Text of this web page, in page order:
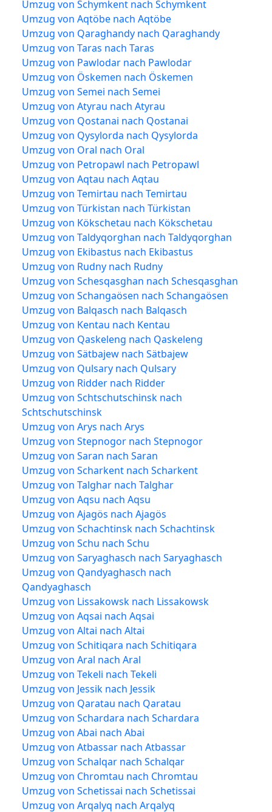
Umzug von Schymkent nach Schymkent
Umzug von Aqtöbe nach Aqtöbe
Umzug von Qaraghandy nach Qaraghandy
Umzug von Taras nach Taras
Umzug von Pawlodar nach Pawlodar
Umzug von Öskemen nach Öskemen
Umzug von Semei nach Semei
Umzug von Atyrau nach Atyrau
Umzug von Qostanai nach Qostanai
Umzug von Qysylorda nach Qysylorda
Umzug von Oral nach Oral
Umzug von Petropawl nach Petropawl
Umzug von Aqtau nach Aqtau
Umzug von Temirtau nach Temirtau
Umzug von Türkistan nach Türkistan
Umzug von Kökschetau nach Kökschetau
Umzug von Taldyqorghan nach Taldyqorghan
Umzug von Ekibastus nach Ekibastus
Umzug von Rudny nach Rudny
Umzug von Schesqasghan nach Schesqasghan
Umzug von Schangaösen nach Schangaösen
Umzug von Balqasch nach Balqasch
Umzug von Kentau nach Kentau
Umzug von Qaskeleng nach Qaskeleng
Umzug von Sätbajew nach Sätbajew
Umzug von Qulsary nach Qulsary
Umzug von Ridder nach Ridder
Umzug von Schtschutschinsk nach
Schtschutschinsk
Umzug von Arys nach Arys
Umzug von Stepnogor nach Stepnogor
Umzug von Saran nach Saran
Umzug von Scharkent nach Scharkent
Umzug von Talghar nach Talghar
Umzug von Aqsu nach Aqsu
Umzug von Ajagös nach Ajagös
Umzug von Schachtinsk nach Schachtinsk
Umzug von Schu nach Schu
Umzug von Saryaghasch nach Saryaghasch
Umzug von Qandyaghasch nach
Qandyaghasch
Umzug von Lissakowsk nach Lissakowsk
Umzug von Aqsai nach Aqsai
Umzug von Altai nach Altai
Umzug von Schitiqara nach Schitiqara
Umzug von Aral nach Aral
Umzug von Tekeli nach Tekeli
Umzug von Jessik nach Jessik
Umzug von Qaratau nach Qaratau
Umzug von Schardara nach Schardara
Umzug von Abai nach Abai
Umzug von Atbassar nach Atbassar
Umzug von Schalqar nach Schalqar
Umzug von Chromtau nach Chromtau
Umzug von Schetissai nach Schetissai
Umzug von Arqalyq nach Arqalyq